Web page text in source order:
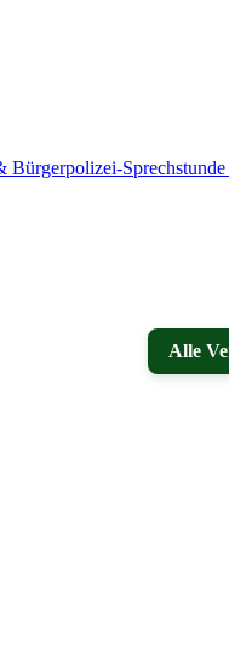
Bürgerpolizei-Sprechstunde
Alle